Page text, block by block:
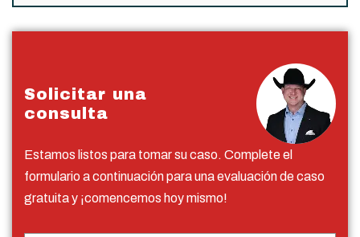
Solicitar una
consulta
Estamos listos para tomar su caso. Complete el
formulario a continuación para una evaluación de caso
gratuita y ¡comencemos hoy mismo!